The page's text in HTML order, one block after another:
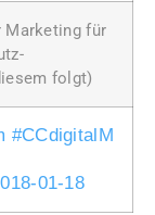
Marketing für
folgt)
#CCdigitalM
01-18